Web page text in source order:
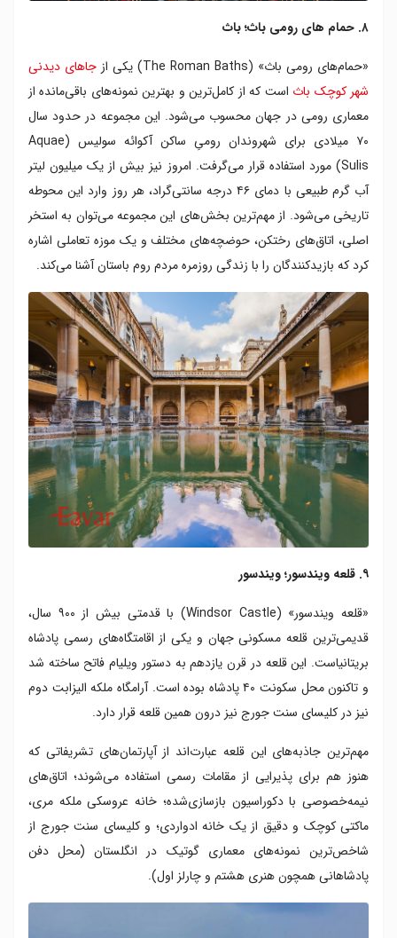
۸. حمام های رومی باث؛ باث
«حمام‌های رومی باث» (The Roman Baths) یکی از
جاهای دیدنی
شهر کوچک باث است که از کامل‌ترین و بهترین نمونه‌های باقی‌مانده از
معماری رومی در جهان محسوب می‌شود. این مجموعه در حدود سال
۷۰ میلادی برای شهروندان رومیِ ساکن آکوائه سولیس (Aquae
Sulis) مورد استفاده قرار می‌گرفت. امروز نیز بیش از یک میلیون لیتر
آب گرم طبیعی با دمای ۴۶ درجه سانتی‌گراد، هر روز وارد این محوطه
تاریخی می‌شود. از مهم‌ترین بخش‌های این مجموعه می‌توان به استخر
اصلی، اتاق‌های رختکن، حوضچه‌های مختلف و یک موزه‌ تعاملی اشاره
کرد که بازیدکنندگان را با زندگی روزمره مردم روم باستان آشنا می‌کند.
۹. قلعه ویندسور؛ ویندسور
«قلعه ویندسور» (Windsor Castle) با قدمتی بیش از ۹۰۰ سال،
قدیمی‌ترین قلعه مسکونی جهان و یکی از اقامتگاه‌های رسمی پادشاه
بریتانیاست. این قلعه در قرن یازدهم به دستور ویلیام فاتح ساخته شد
و تاکنون محل سکونت ۴۰ پادشاه بوده است. آرامگاه ملکه الیزابت دوم
نیز در کلیسای سنت جورج نیز درون همین قلعه قرار دارد.
مهم‌ترین جاذبه‌های این قلعه عبارت‌اند از آپارتمان‌های تشریفاتی که
هنوز هم برای پذیرایی از مقامات رسمی استفاده می‌شوند؛ اتاق‌های
نیمه‌خصوصی با دکوراسیون بازسازی‌شده؛ خانه عروسکی ملکه مری،
ماکتی کوچک و دقیق از یک خانه ادواردی؛ و کلیسای سنت جورج از
شاخص‌ترین نمونه‌های‌ معماری گوتیک در انگلستان (محل دفن
پادشاهانی همچون هنری هشتم و چارلز اول).